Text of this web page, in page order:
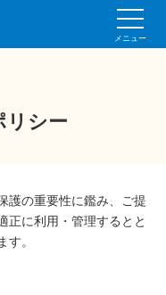
メニュー
リシー
護の重要性に鑑み、ご提
正に利用・管理するとと
す。